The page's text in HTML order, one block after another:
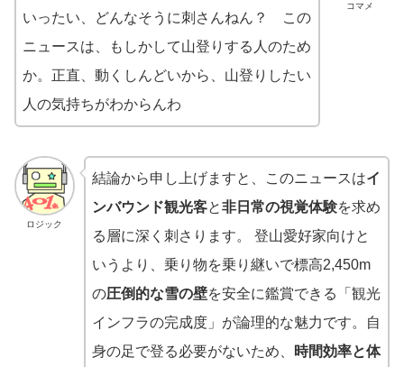
コマメ
いったい、どんなそうに刺さんねん？ この
ニュースは、もしかして山登りする人のため
か。正直、動くしんどいから、山登りしたい
人の気持ちがわからんわ
ロジック
結論から申し上げますと、このニュースはイ
ンバウンド観光客と非日常の視覚体験を求め
る層に深く刺さります。 登山愛好家向けと
いうより、乗り物を乗り継いで標高2,450m
の圧倒的な雪の壁を安全に鑑賞できる「観光
インフラの完成度」が論理的な魅力です。自
身の足で登る必要がないため、
時間効率と体